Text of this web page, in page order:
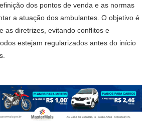
dos pontos de venda e as normas
a atuação dos ambulantes. O objetivo é
as diretrizes, evitando conflitos e
estejam regularizados antes do início